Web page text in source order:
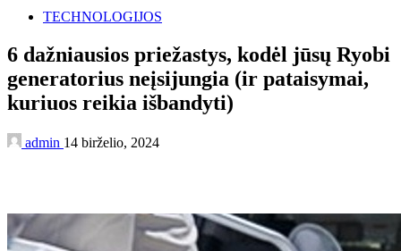
TECHNOLOGIJOS
6 dažniausios priežastys, kodėl jūsų Ryobi
generatorius neįsijungia (ir pataisymai,
kuriuos reikia išbandyti)
admin 14 birželio, 2024